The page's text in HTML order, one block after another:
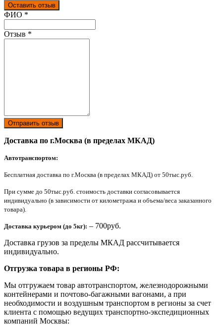
Оставить отзыв
Ваш отзыв был отправлен!
ФИО *
Отзыв *
Отправить отзыв
Доставка по г.Москва (в пределах МКАД)
Автотранспортом:
Бесплатная доставка по г.Москва (в пределах МКАД) от 50тыс.руб.
При сумме до 50тыс.руб. стоимость доставки согласовывается
индивидуально (в зависимости от километража и объема/веса заказанного
товара).
Доставка курьером (до 5кг): – 700руб.
Доставка грузов за пределы МКАД рассчитывается
индивидуально.
Отгрузка товара в регионы РФ:
Мы отгружаем товар автотранспортом, железнодорожными
контейнерами и почтово-багажными вагонами, а при
необходимости и воздушным транспортом в регионы за счет
клиента с помощью ведущих транспортно-экспедиционных
компаний Москвы: